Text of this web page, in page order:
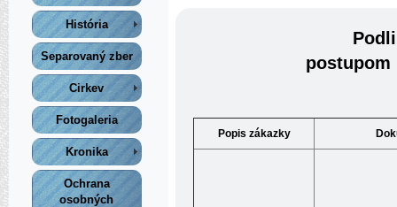
História
Separovaný zber
Cirkev
Fotogaleria
Kronika
Ochrana
osobných
postupom
Popis zákazky